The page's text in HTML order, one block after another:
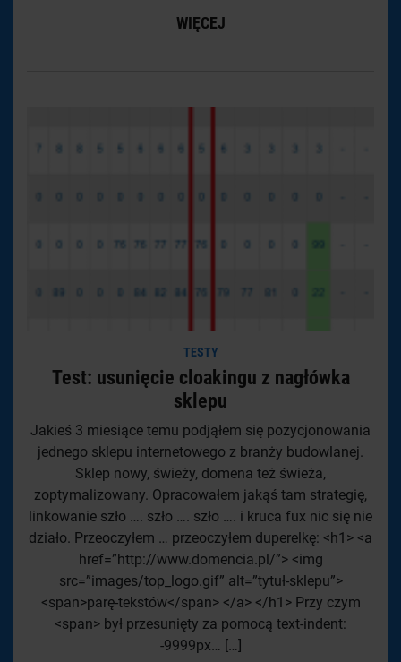
WIĘCEJ
TESTY
Test: usunięcie cloakingu z nagłówka
sklepu
Jakieś 3 miesiące temu podjąłem się pozycjonowania
jednego sklepu internetowego z branży budowlanej.
Sklep nowy, świeży, domena też świeża,
zoptymalizowany. Opracowałem jakąś tam strategię,
linkowanie szło …. szło …. szło …. i kruca fux nic się nie
działo. Przeoczyłem … przeoczyłem duperelkę: <h1> <a
href=”http://www.domencia.pl/”> <img
src=”images/top_logo.gif” alt=”tytuł-sklepu”>
<span>parę-tekstów</span> </a> </h1> Przy czym
<span> był przesunięty za pomocą text-indent:
-9999px… […]